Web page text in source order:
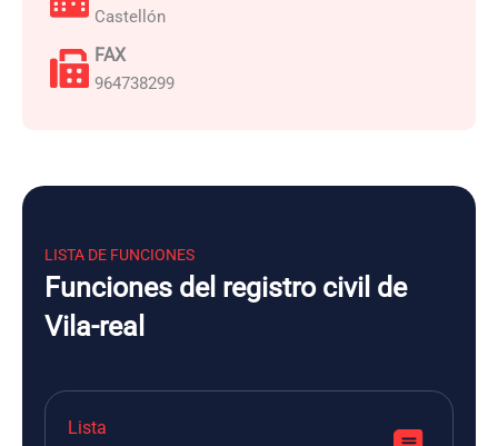
Castellón
FAX
964738299
LISTA DE FUNCIONES
Funciones del registro civil de
Vila-real
Lista